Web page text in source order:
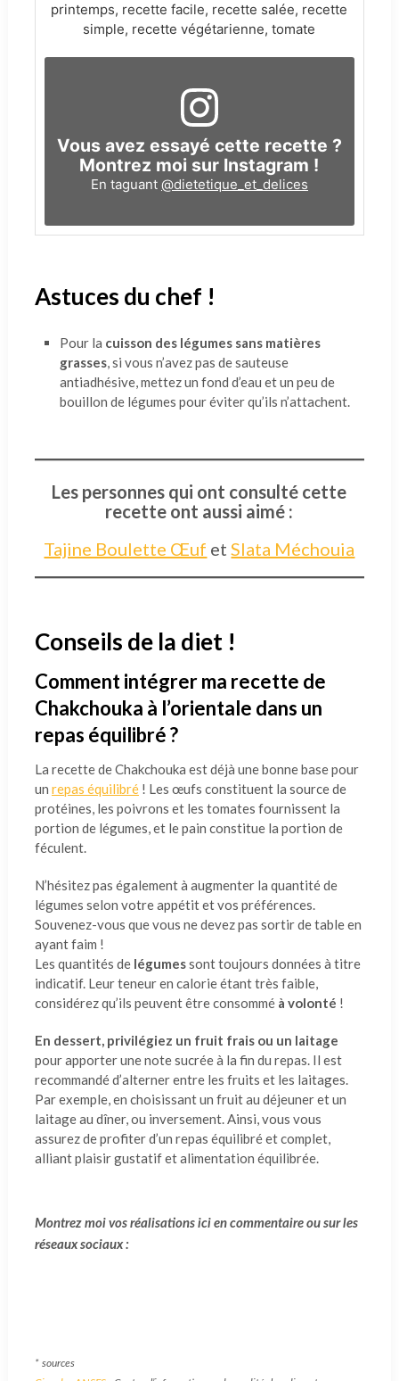
printemps, recette facile, recette salée, recette
simple, recette végétarienne, tomate
Vous avez essayé cette recette ?
Montrez moi sur Instagram !
En taguant @dietetique_et_delices
Astuces du chef !
Pour la cuisson des légumes sans matières
grasses, si vous n’avez pas de sauteuse
antiadhésive, mettez un fond d’eau et un peu de
bouillon de légumes pour éviter qu’ils n’attachent.
Les personnes qui ont consulté cette
recette ont aussi aimé :
Tajine Boulette Œuf etSlata Méchouia
Conseils de la diet !
Comment intégrer ma recette de
Chakchouka à l’orientale dans un
repas équilibré ?
La recette de Chakchouka est déjà une bonne base pour
un repas équilibré! Les œufs constituent la source de
protéines, les poivrons et les tomates fournissent la
portion de légumes, et le pain constitue la portion de
féculent.
N’hésitez pas également à augmenter la quantité de
légumes selon votre appétit et vos préférences.
Souvenez-vous que vous ne devez pas sortir de table en
ayant faim !
Les quantités de légumessont toujours données à titre
indicatif. Leur teneur en calorie étant très faible,
considérez qu’ils peuvent être consommé à volonté !
En dessert, privilégiez un fruit frais ou un laitage
pour apporter une note sucrée à la fin du repas. Il est
recommandé d’alterner entre les fruits et les laitages.
Par exemple, en choisissant un fruit au déjeuner et un
laitage au dîner, ou inversement. Ainsi, vous vous
assurez de profiter d’un repas équilibré et complet,
alliant plaisir gustatif et alimentation équilibrée.
Montrez moi vos réalisations ici en commentaire ou sur les
réseaux sociaux :
* sources